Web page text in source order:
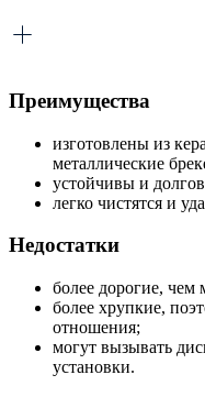
Преимущества
изготовлены из
металлические
устойчивы и
легко чистятся и
Недостатки
более дорогие, чем
более хрупкие,
отношения;
могут вызывать
установки.